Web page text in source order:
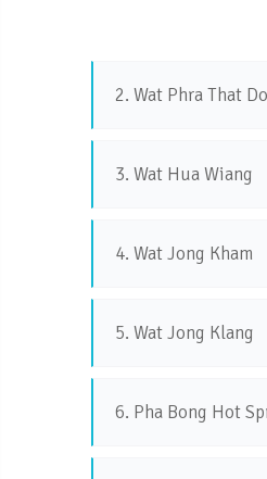
2. Wat Phra That
3. Wat Hua Wiang
4. Wat Jong Kham
5. Wat Jong Klang
6. Pha Bong Hot